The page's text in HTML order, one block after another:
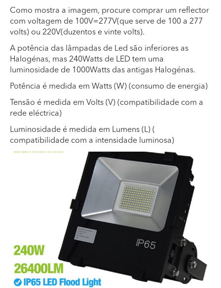
Como mostra a imagem, procure comprar um reflector
com voltagem de 100V=277V(que serve de 100 a 277
volts) ou 220V(duzentos e vinte volts).
A potência das lâmpadas de Led são inferiores as
Halogénas, mas 240Watts de LED tem uma
luminosidade de 1000Watts das antigas Halogénas.
Potência é medida em Watts (W) (consumo de energia)
Tensão é medida em Volts (V) (compatibilidade com a
rede eléctrica)
Luminosidade é medida em Lumens (L) (
compatibilidade com a intensidade luminosa)